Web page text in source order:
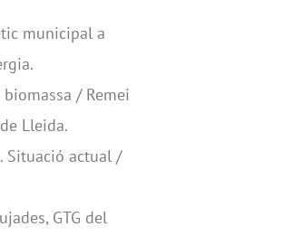
municipal a
/ Remei
Lleida.
Situació actual /
GTG del